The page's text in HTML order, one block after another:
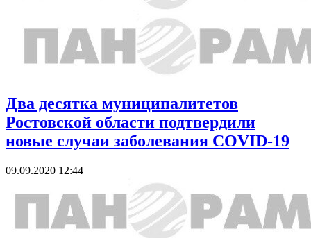
Два десятка муниципалитетов
Ростовской области подтвердили
новые случаи заболевания COVID-19
09.09.2020 12:44